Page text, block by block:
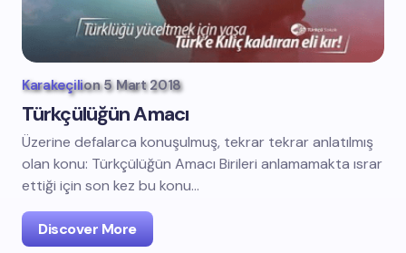
Karakeçilion 5 Mart 2018
Türkçülüğün Amacı
Üzerine defalarca konuşulmuş, tekrar tekrar anlatılmış
olan konu: Türkçülüğün Amacı Birileri anlamamakta ısrar
ettiği için son kez bu konu…
Discover More